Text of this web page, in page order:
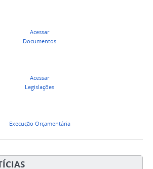
Acessar
Documentos
Acessar
Legislações
Execução Orçamentária